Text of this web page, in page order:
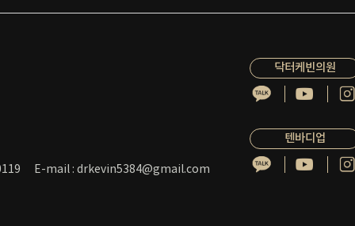
닥터케빈의원
텐바디업
E-mail : drkevin5384@gmail.com